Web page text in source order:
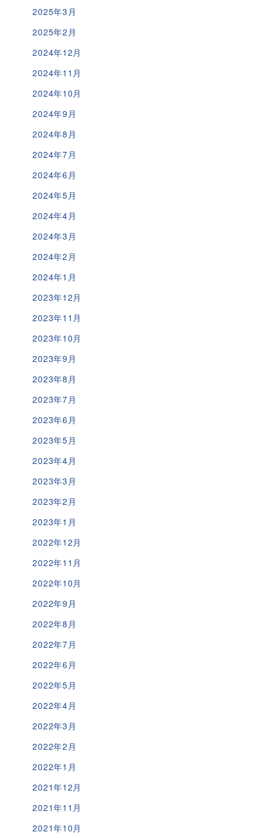
2025年3月
2025年2月
2024年12月
2024年11月
2024年10月
2024年9月
2024年8月
2024年7月
2024年6月
2024年5月
2024年4月
2024年3月
2024年2月
2024年1月
2023年12月
2023年11月
2023年10月
2023年9月
2023年8月
2023年7月
2023年6月
2023年5月
2023年4月
2023年3月
2023年2月
2023年1月
2022年12月
2022年11月
2022年10月
2022年9月
2022年8月
2022年7月
2022年6月
2022年5月
2022年4月
2022年3月
2022年2月
2022年1月
2021年12月
2021年11月
2021年10月